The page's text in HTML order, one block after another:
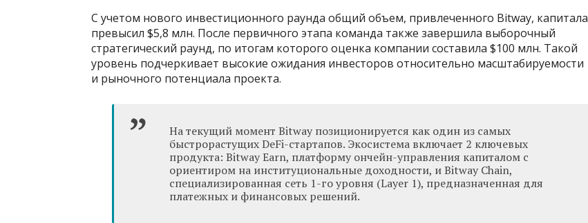
С учетом нового инвестиционного раунда общий объем, привлеченного Bitway, капитала
превысил $5,8 млн. После первичного этапа команда также завершила выборочный
стратегический раунд, по итогам которого оценка компании составила $100 млн. Такой
уровень подчеркивает высокие ожидания инвесторов относительно масштабируемости
и рыночного потенциала проекта.
На текущий момент Bitway позиционируется как один из самых
быстрорастущих DeFi-стартапов. Экосистема включает 2 ключевых
продукта: Bitway Earn, платформу ончейн-управления капиталом с
ориентиром на институциональные доходности, и Bitway Chain,
специализированная сеть 1-го уровня (Layer 1), предназначенная для
платежных и финансовых решений.